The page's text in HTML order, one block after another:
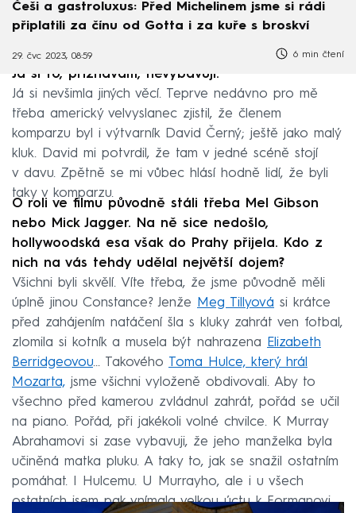
Češi a gastroluxus: Před Michelinem jsme si rádi
připlatili za čínu od Gotta i za kuře s broskví
29. čvc 2023, 08:59 6 min čtení
Já si to, přiznávám, nevybavuji.
Já si nevšimla jiných věcí. Teprve nedávno pro mě
třeba americký velvyslanec zjistil, že členem
komparzu byl i výtvarník David Černý; ještě jako malý
kluk. David mi potvrdil, že tam v jedné scéně stojí
v davu. Zpětně se mi vůbec hlásí hodně lidí, že byli
taky v komparzu.
O roli ve filmu původně stáli třeba Mel Gibson
nebo Mick Jagger. Na ně sice nedošlo,
hollywoodská esa však do Prahy přijela.
Kdo z
nich na vás tehdy udělal největší dojem?
Všichni byli skvělí. Víte třeba, že jsme původně měli
úplně jinou Constance? Jenže
Meg Tillyová si krátce
před zahájením natáčení šla s kluky zahrát ven fotbal,
zlomila si kotník a musela být nahrazena
Elizabeth
Berridgeovou… Takového Toma Hulce, který hrál
Mozarta, jsme všichni vyloženě obdivovali. Aby to
všechno před kamerou zvládnul zahrát, pořád se učil
na piano. Pořád, při jakékoli volné chvilce. K Murray
Abrahamovi si zase vybavuji, že jeho manželka byla
učiněná matka pluku. A taky to, jak se snažil ostatním
pomáhat. I Hulcemu. U Murrayho, ale i u všech
ostatních jsem pak vnímala velkou úctu k Formanovi.